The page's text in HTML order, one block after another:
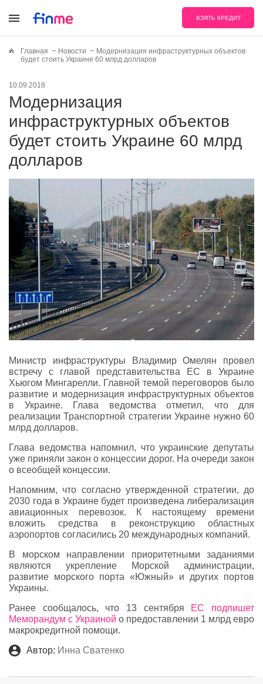
ВЗЯТЬ КРЕДИТ
Главная Новости
Модернизация инфраструктурных объектов
будет стоить Украине 60 млрд долларов
10.09.2018
Модернизация
инфраструктурных объектов
будет стоить Украине 60 млрд
долларов
Министр инфраструктуры Владимир Омелян провел
встречу с главой представительства ЕС в Украине
Хьюгом Мингарелли. Главной темой переговоров было
развитие и модернизация инфраструктурных объектов
в Украине. Глава ведомства отметил, что для
реализации Транспортной стратегии Украине нужно 60
млрд долларов.
Глава ведомства напомнил, что украинские депутаты
уже приняли закон о концессии дорог. На очереди закон
о всеобщей концессии.
Напомним, что согласно утвержденной стратегии, до
2030 года в Украине будет произведена либерализация
авиационных перевозок. К настоящему времени
вложить средства в реконструкцию областных
аэропортов согласились 20 международных компаний.
В морском направлении приоритетными заданиями
являются укрепление Морской администрации,
развитие морского порта «Южный» и других портов
Украины.
Ранее сообщалось, что 13 сентября ЕС подпишет
Меморандум с Украиной о предоставлении 1 млрд евро
макрокредитной помощи.
Автор: Инна Сватенко